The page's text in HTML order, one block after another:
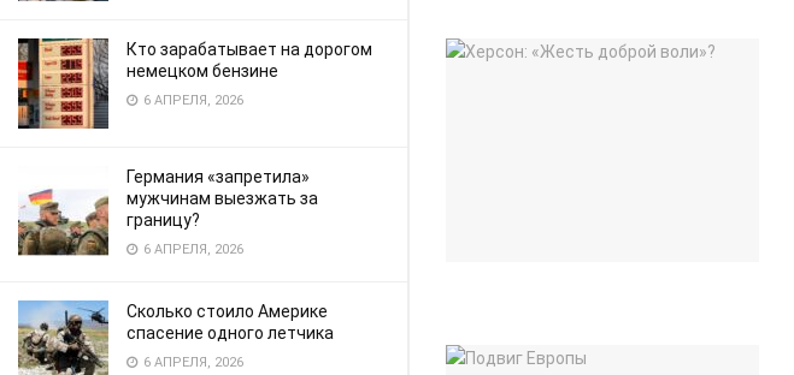
Кто зарабатывает на дорогом
немецком бензине
6 АПРЕЛЯ, 2026
Германия «запретила»
мужчинам выезжать за
границу?
6 АПРЕЛЯ, 2026
Сколько стоило Америке
спасение одного летчика
6 АПРЕЛЯ, 2026